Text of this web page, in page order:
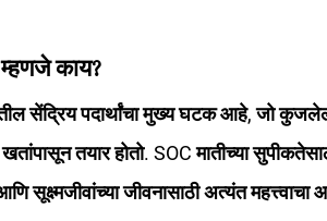
म्हणजे काय?
सेंद्रिय पदार्थांचा मुख्य घटक आहे, जो
तयार होतो. SOC मातीच्या
सूक्ष्मजीवांच्या जीवनासाठी अत्यंत महत्त्वाचा